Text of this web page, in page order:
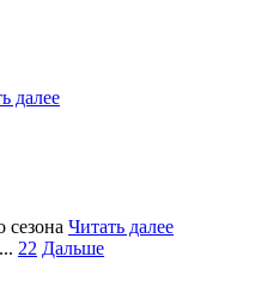
далее
сезона Читать далее
... 22 Дальше